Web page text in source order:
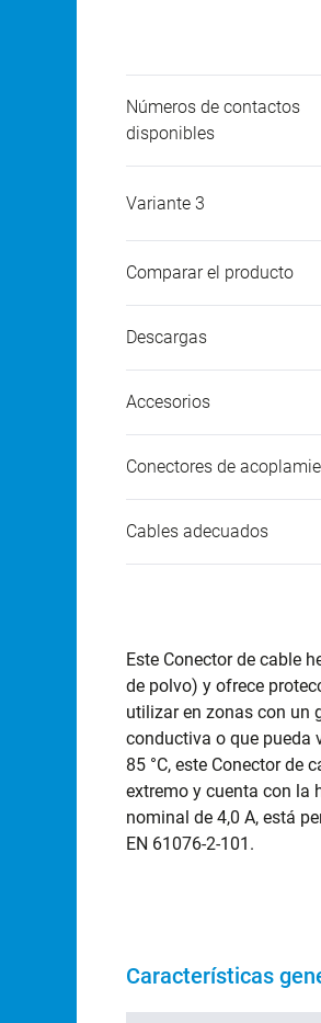
Números de contactos
disponibles
Variante 3
Comparar el producto
Descargas
Accesorios
Conectores de
Cables adecuados
Este Conector de cable
de polvo) y ofrece
utilizar en zonas con un
conductiva o que pueda
85 °C, este Conector
extremo y cuenta con la
nominal de 4,0 A, está
EN 61076-2-101.
Características